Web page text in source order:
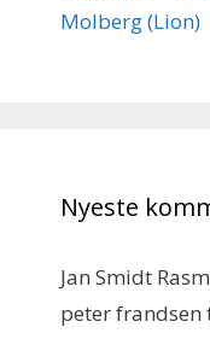
Molberg (Lion)
Nyeste
Jan Smidt
peter frandsen